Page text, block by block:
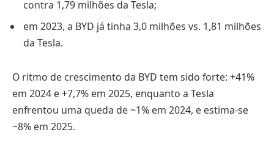
contra 1,79 milhões da Tesla;
em 2023, a BYD já tinha 3,0 milhões vs. 1,81 milhões
da Tesla.
O ritmo de crescimento da BYD tem sido forte: +41%
em 2024 e +7,7% em 2025, enquanto a Tesla
enfrentou uma queda de ~1% em 2024, e estima-se
~8% em 2025.